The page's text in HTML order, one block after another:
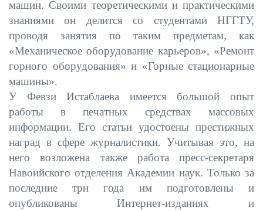
машин. Своими теоретическими и практическими
знаниями он делится со студентами НГГТУ,
проводя занятия по таким предметам, как
«Механическое оборудование карьеров», «Ремонт
горного оборудования» и «Горные стационарные
машины».
У Февзи Истаблаева имеется большой опыт
работы в печатных средствах массовых
информации. Его статьи удостоены престижных
наград в сфере журналистики. Учитывая это, на
него возложена также работа пресс-секретаря
Навоийского отделения Академии наук. Только за
последние три года им подготовлены и
опубликованы Интернет-изданиях и